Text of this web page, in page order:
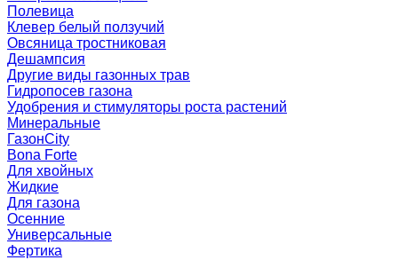
Полевица
Клевер белый ползучий
Овсяница тростниковая
Дешампсия
Другие виды газонных трав
Гидропосев газона
Удобрения и стимуляторы роста растений
Минеральные
ГазонCity
Bona Forte
Для хвойных
Жидкие
Для газона
Осенние
Универсальные
Фертика